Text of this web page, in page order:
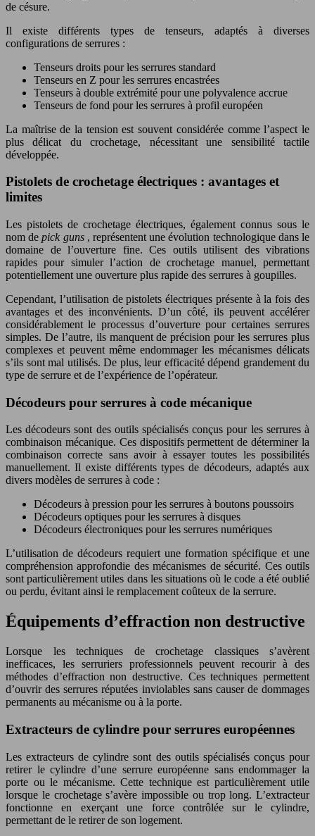
de césure.
Il existe différents types de tenseurs, adaptés à diverses
configurations de serrures :
Tenseurs droits pour les serrures standard
Tenseurs en Z pour les serrures encastrées
Tenseurs à double extrémité pour une polyvalence accrue
Tenseurs de fond pour les serrures à profil européen
La maîtrise de la tension est souvent considérée comme l’aspect le
plus délicat du crochetage, nécessitant une sensibilité tactile
développée.
Pistolets de crochetage électriques : avantages et
limites
Les pistolets de crochetage électriques, également connus sous le
nom depick guns , représentent une évolution technologique dans le
domaine de l’ouverture fine. Ces outils utilisent des vibrations
rapides pour simuler l’action de crochetage manuel, permettant
potentiellement une ouverture plus rapide des serrures à goupilles.
Cependant, l’utilisation de pistolets électriques présente à la fois des
avantages et des inconvénients. D’un côté, ils peuvent accélérer
considérablement le processus d’ouverture pour certaines serrures
simples. De l’autre, ils manquent de précision pour les serrures plus
complexes et peuvent même endommager les mécanismes délicats
s’ils sont mal utilisés. De plus, leur efficacité dépend grandement du
type de serrure et de l’expérience de l’opérateur.
Décodeurs pour serrures à code mécanique
Les décodeurs sont des outils spécialisés conçus pour les serrures à
combinaison mécanique. Ces dispositifs permettent de déterminer la
combinaison correcte sans avoir à essayer toutes les possibilités
manuellement. Il existe différents types de décodeurs, adaptés aux
divers modèles de serrures à code :
Décodeurs à pression pour les serrures à boutons poussoirs
Décodeurs optiques pour les serrures à disques
Décodeurs électroniques pour les serrures numériques
L’utilisation de décodeurs requiert une formation spécifique et une
compréhension approfondie des mécanismes de sécurité. Ces outils
sont particulièrement utiles dans les situations où le code a été oublié
ou perdu, évitant ainsi le remplacement coûteux de la serrure.
Équipements d’effraction non destructive
Lorsque les techniques de crochetage classiques s’avèrent
inefficaces, les serruriers professionnels peuvent recourir à des
méthodes d’effraction non destructive. Ces techniques permettent
d’ouvrir des serrures réputées inviolables sans causer de dommages
permanents au mécanisme ou à la porte.
Extracteurs de cylindre pour serrures européennes
Les extracteurs de cylindre sont des outils spécialisés conçus pour
retirer le cylindre d’une serrure européenne sans endommager la
porte ou le mécanisme. Cette technique est particulièrement utile
lorsque le crochetage s’avère impossible ou trop long. L’extracteur
fonctionne en exerçant une force contrôlée sur le cylindre,
permettant de le retirer de son logement.